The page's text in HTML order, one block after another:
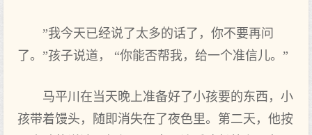
”我今天已经说了太多的话了，你不要再问
了。”孩子说道， “你能否帮我，给一个准信儿。”
马平川在当天晚上准备好了小孩要的东西，小
孩带着馒头，随即消失在了夜色里。第二天，他按